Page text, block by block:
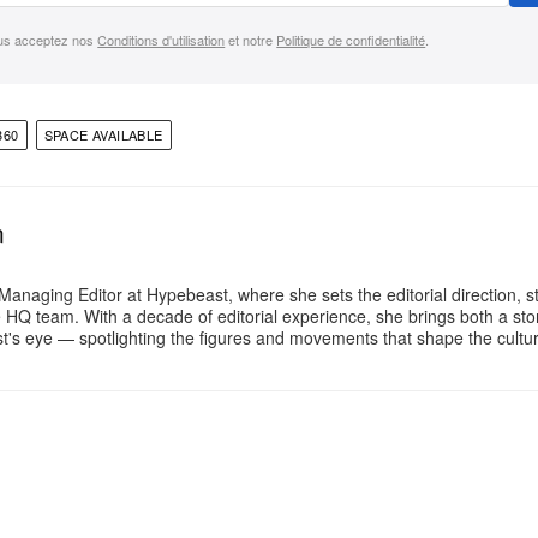
acceptez nosConditions d'utilisationet notre Politique de confidentialité
SPACE AVAILABLE
Editor at Hypebeast, where she sets the editorial direction,
team. With a decade of editorial experience, she brings both a
eye — spotlighting the figures and movements that shape the